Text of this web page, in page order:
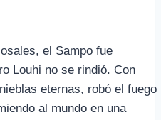
el Sampo fue
Louhi no se rindió. Con
eternas, robó el fuego
al mundo en una